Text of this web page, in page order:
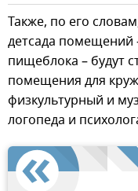
Также, по его
детсада помещений
пищеблока – будут
помещения для
физкультурный и
логопеда и